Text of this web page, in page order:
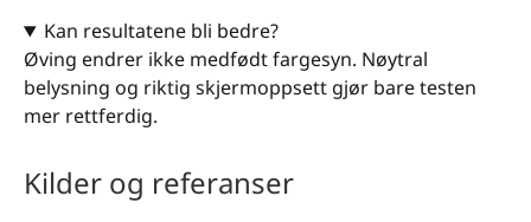
Kan resultatene bli bedre?
Øving endrer ikke medfødt fargesyn. Nøytral
belysning og riktig skjermoppsett gjør bare testen
mer rettferdig.
Kilder og referanser